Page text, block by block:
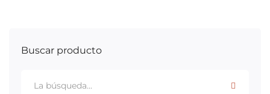
Buscar producto